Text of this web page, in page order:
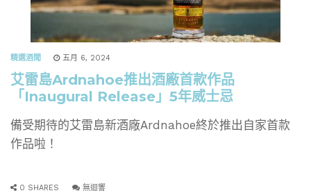
精選酒聞 五月 6, 2024
艾雷島Ardnahoe推出酒廠首款作品
「Inaugural Release」5年威士忌
備受期待的艾雷島新酒廠Ardnahoe終於推出自家首款
作品啦！
0 SHARES 無迴響